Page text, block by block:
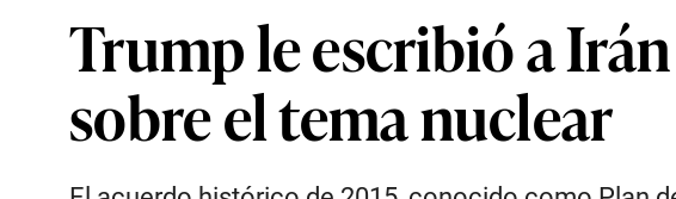
Trump le escribió a
sobre el tema nuclear